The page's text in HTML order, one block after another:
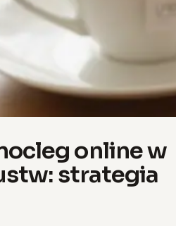
online w
strategia